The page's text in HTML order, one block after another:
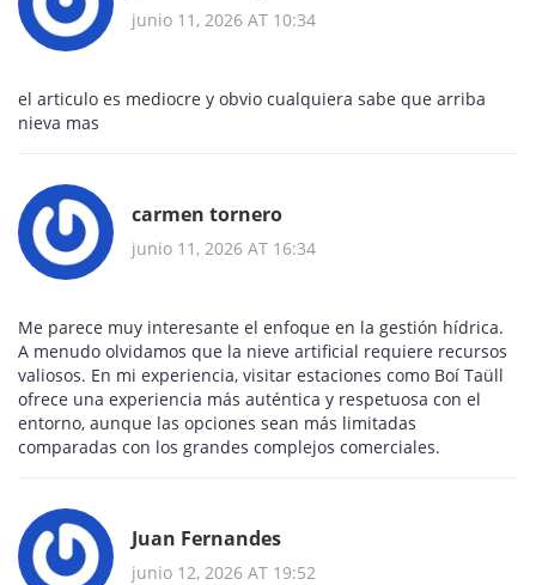
junio 11, 2026 AT 10:34
el articulo es mediocre y obvio cualquiera sabe que arriba
nieva mas
carmen tornero
junio 11, 2026 AT 16:34
Me parece muy interesante el enfoque en la gestión hídrica.
A menudo olvidamos que la nieve artificial requiere recursos
valiosos. En mi experiencia, visitar estaciones como Boí Taüll
ofrece una experiencia más auténtica y respetuosa con el
entorno, aunque las opciones sean más limitadas
comparadas con los grandes complejos comerciales.
Juan Fernandes
junio 12, 2026 AT 19:52